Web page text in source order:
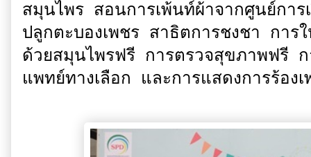
สมุนไพร สอนการเพ้นท์ผ้าจากศูนย์กา
ปลูกตะบองเพชร สาธิตการชงชา กา
ด้วยสมุนไพรฟรี การตรวจสุขภาพฟรี
แพทย์ทางเลือก และการแสดงการร้อง